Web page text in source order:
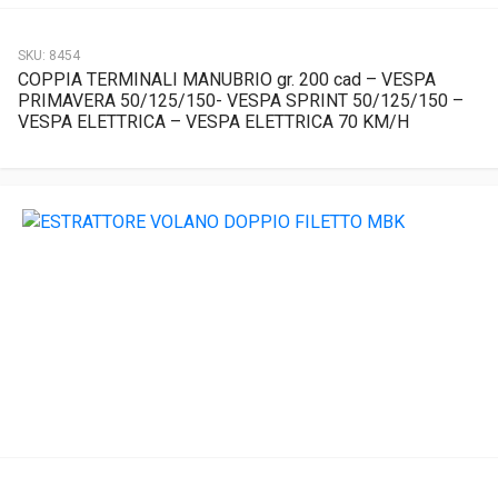
SKU: 8454
COPPIA TERMINALI MANUBRIO gr. 200 cad – VESPA
PRIMAVERA 50/125/150- VESPA SPRINT 50/125/150 –
VESPA ELETTRICA – VESPA ELETTRICA 70 KM/H